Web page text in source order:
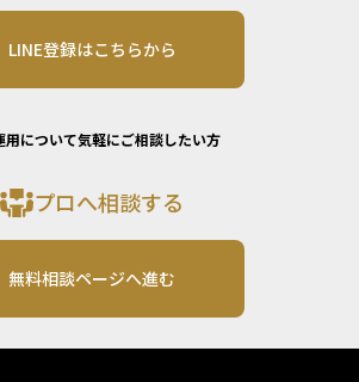
LINE登録はこちらから
用について気軽にご相談したい方
プロへ相談する
無料相談ページへ進む